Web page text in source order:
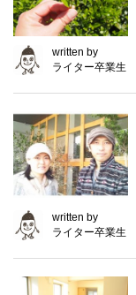
written by
ライター卒業生
written by
ライター卒業生